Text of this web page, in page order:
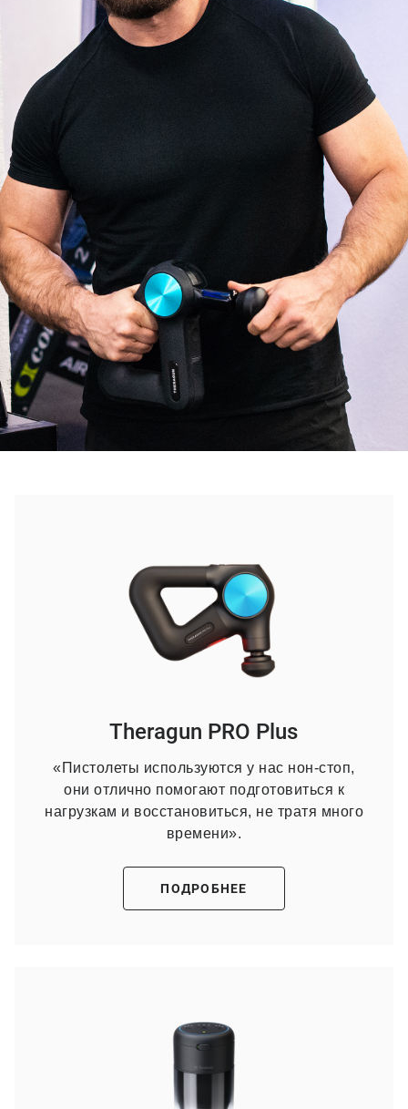
Theragun PRO Plus
«Пистолеты используются у нас нон-стоп,
они отлично помогают подготовиться к
нагрузкам и восстановиться, не тратя много
времени».
ПОДРОБНЕЕ